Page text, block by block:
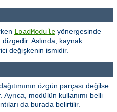
LoadModule yönergesinde
Aslında, kaynak
değişkenin ismidir.
özgün parçası değilse
modülün kullanımı belli
da burada belirtilir.